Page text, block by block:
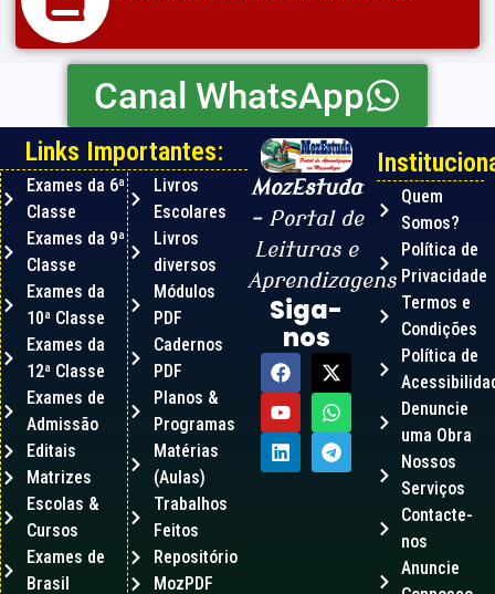
Canal WhatsApp
MozEstuda
– Portal de
Leituras e
Aprendizagens
Siga-
nos
Quem
Somos?
Política de
Privacidade
Termos e
Condições
Política de
Denuncie
uma Obra
Nossos
Serviços
Contacte-
nos
Anuncie
Links Importantes:
Exames da 6ª
Classe
Exames da 9ª
Classe
Exames da
10ª Classe
Exames da
12ª Classe
Exames de
Admissão
Editais
Matrizes
Escolas &
Cursos
Exames de
Brasil
Livros
Escolares
Livros
diversos
Módulos
PDF
Cadernos
PDF
Planos &
Programas
Matérias
(Aulas)
Trabalhos
Feitos
Repositório
MozPDF